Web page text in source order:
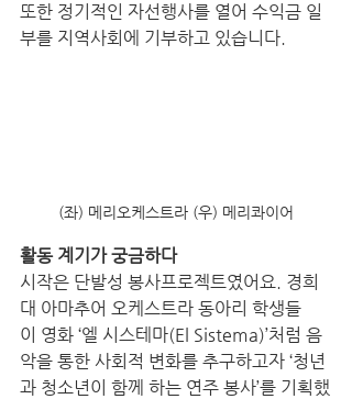
또한 정기적인 자선행사를 열어 수익금 일
부를 지역사회에 기부하고 있습니다.
(좌) 메리오케스트라 (우) 메리콰이어
활동 계기가 궁금하다
시작은 단발성 봉사프로젝트였어요. 경희
대 아마추어 오케스트라 동아리 학생들
이 영화 ‘엘 시스테마(El Sistema)’처럼 음
악을 통한 사회적 변화를 추구하고자 ‘청년
과 청소년이 함께 하는 연주 봉사’를 기획했